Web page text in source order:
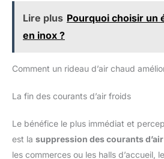
une variété d’endroits,
restaurants, les salons
établissements de restauration
Lire plus Pourquoi choisir un
en inox ?
Comment un rideau d’air chaud
La fin des courants d’air froids
Le bénéfice le plus immédiat et
est la suppression des courants
les commerces ou les halls d’accueil,